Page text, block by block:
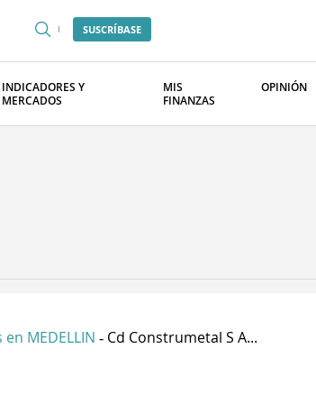
SUSCRÍBASE
INDICADORES Y
MERCADOS
MIS
FINANZAS
OPINIÓN
MEDELLIN - Cd Construmetal S A...